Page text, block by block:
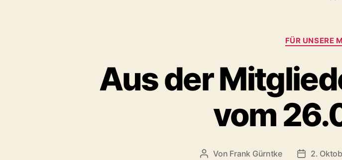
FÜR UNSERE
Aus der
vom
Beitragsautor
Von Frank Gürntke 2.